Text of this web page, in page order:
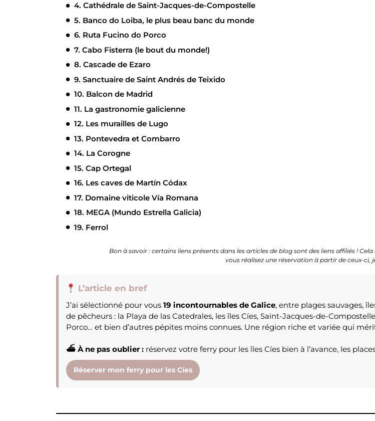
4. Cathédrale de Saint-Jacques-de-Compostelle
5. Banco do Loiba, le plus beau banc du monde
6. Ruta Fucino do Porco
7. Cabo Fisterra (le bout du monde!)
8. Cascade de Ezaro
9. Sanctuaire de Saint Andrés de Teixido
10. Balcon de Madrid
11. La gastronomie galicienne
12. Les murailles de Lugo
13. Pontevedra et Combarro
14. La Corogne
15. Cap Ortegal
16. Les caves de Martín Códax
17. Domaine viticole Vía Romana
18. MEGA (Mundo Estrella Galicia)
19. Ferrol
Bon à savoir : certains liens présents dans les articles de blog sont des liens affiliés !
vous réalisez une réservation à partir de ceux-ci,
L’article en bref
J’ai sélectionné pour vous 19 incontournables de Galice, entre plages sauvages,
de pêcheurs : la Playa de las Catedrales, les îles Cíes, Saint-Jacques-de-
Porco… et bien d’autres pépites moins connues. Une région riche et variée qui
⛴ À ne pas oublier : réservez votre ferry pour les îles Cíes bien à l’avance, les
Réserver mon ferry pour les Cíes